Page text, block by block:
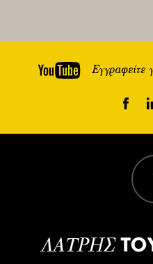
Εγγραφείτε
ΛΑΤΡΗΣ